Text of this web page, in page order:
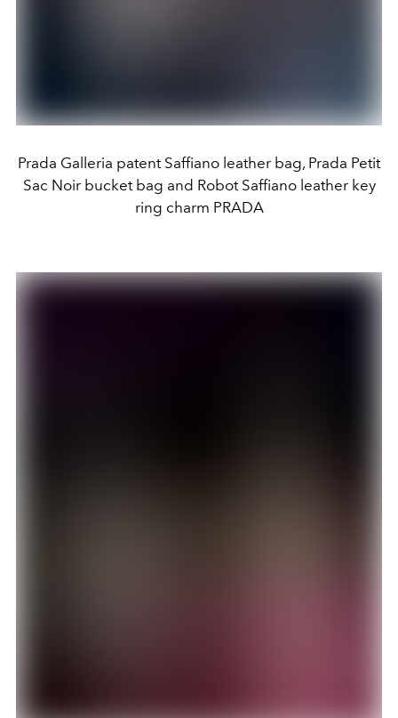
Prada Galleria patent Saffiano leather bag, Prada Petit
Sac Noir bucket bag and Robot Saffiano leather key
ring charm PRADA